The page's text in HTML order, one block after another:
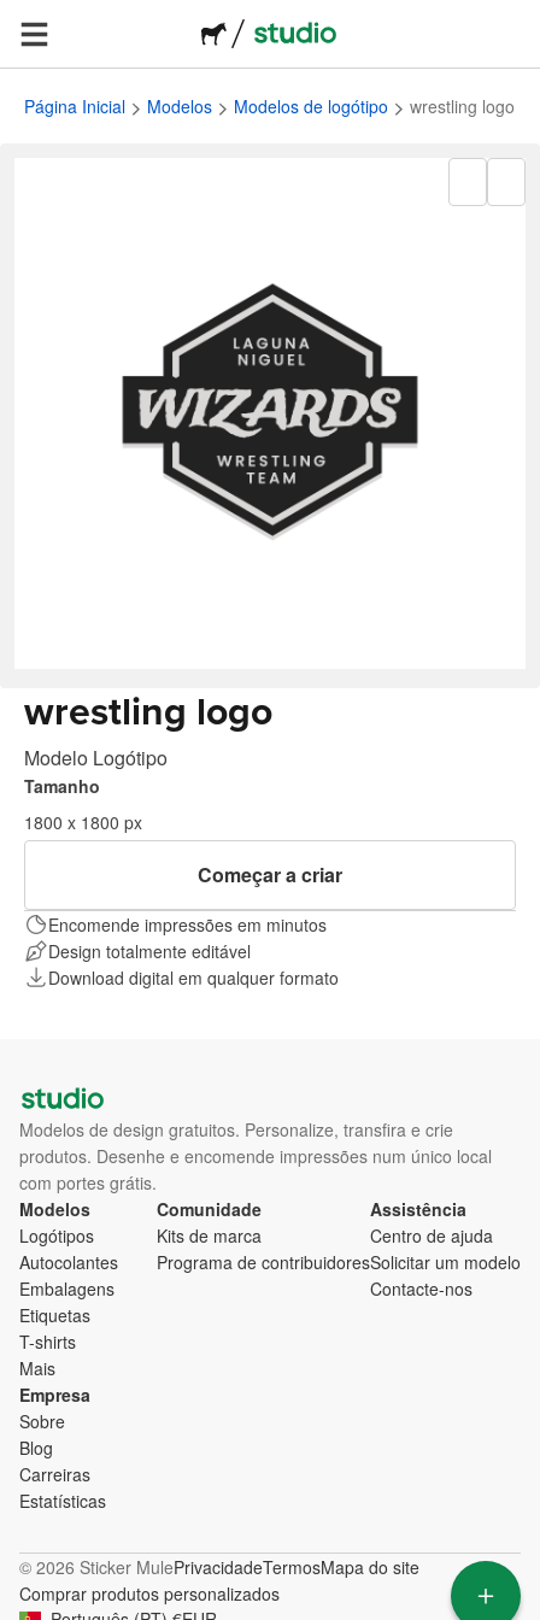
Página Inicial Modelos Modelos de logótipo wrestling logo
wrestling logo
Modelo Logótipo
Tamanho
1800 x 1800 px
Começar a criar
Encomende impressões em minutos
Design totalmente editável
Download digital em qualquer formato
Modelos de design gratuitos. Personalize, transfira e crie
produtos. Desenhe e encomende impressões num único local
com portes grátis.
Modelos
Logótipos
Autocolantes
Embalagens
Etiquetas
T-shirts
Mais
Comunidade
Kits de marca
Programa de contribuidores
Assistência
Centro de ajuda
Solicitar um modelo
Contacte-nos
Empresa
Sobre
Blog
Carreiras
Estatísticas
© 2026 Sticker MulePrivacidadeTermosMapa do site
Comprar produtos personalizados